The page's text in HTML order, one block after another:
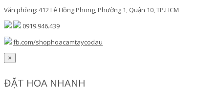
Văn phòng: 412 Lê Hồng Phong, Phường 1, Quận 10, TP.HCM
0919.946.439
fb.com/shophoacamtaycodau
×
ĐẶT HOA NHANH